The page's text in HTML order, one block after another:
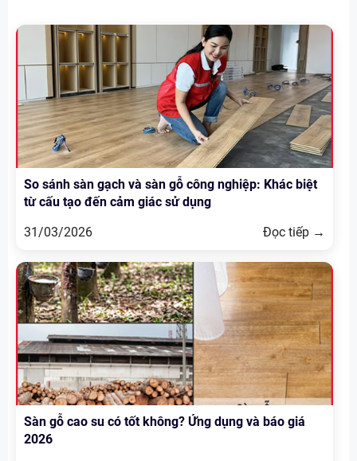
So sánh sàn gạch và sàn gỗ công nghiệp: Khác biệt
từ cấu tạo đến cảm giác sử dụng
31/03/2026
Đọc tiếp →
Sàn gỗ cao su có tốt không? Ứng dụng và báo giá
2026